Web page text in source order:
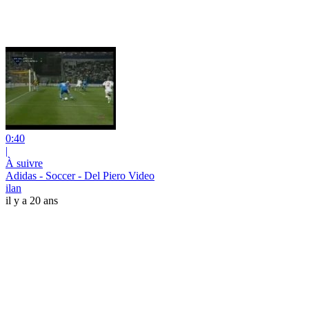
0:40
|
À suivre
Adidas - Soccer - Del Piero Video
ilan
il y a 20 ans